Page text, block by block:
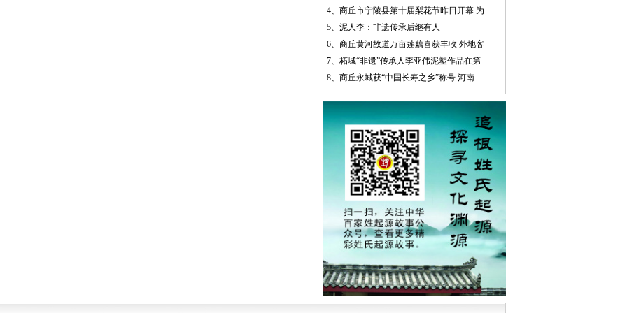
4、 商丘市宁陵县第十届梨花节昨日开幕 为
5、 泥人李：非遗传承后继有人
6、 商丘黄河故道万亩莲藕喜获丰收 外地客
7、 柘城“非遗”传承人李亚伟泥塑作品在第
8、 商丘永城获“中国长寿之乡”称号 河南